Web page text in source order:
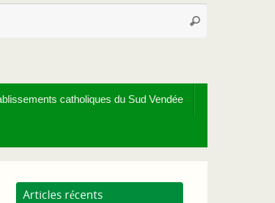
Rechercher
catholiques du Sud Vendée
Articles récents